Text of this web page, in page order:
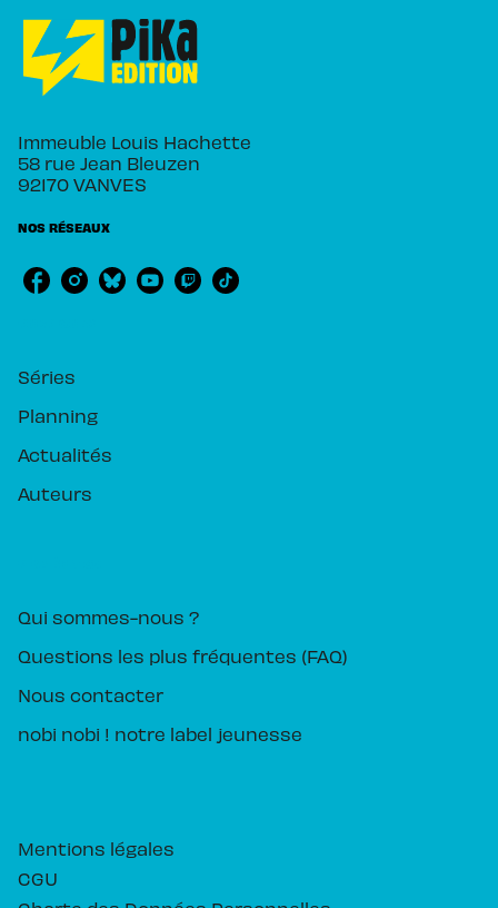
Immeuble Louis Hachette
58 rue Jean Bleuzen
92170 VANVES
NOS RÉSEAUX
Séries
Planning
Actualités
Auteurs
Qui sommes-nous ?
Questions les plus fréquentes (FAQ)
Nous contacter
nobi nobi ! notre label jeunesse
Mentions légales
CGU